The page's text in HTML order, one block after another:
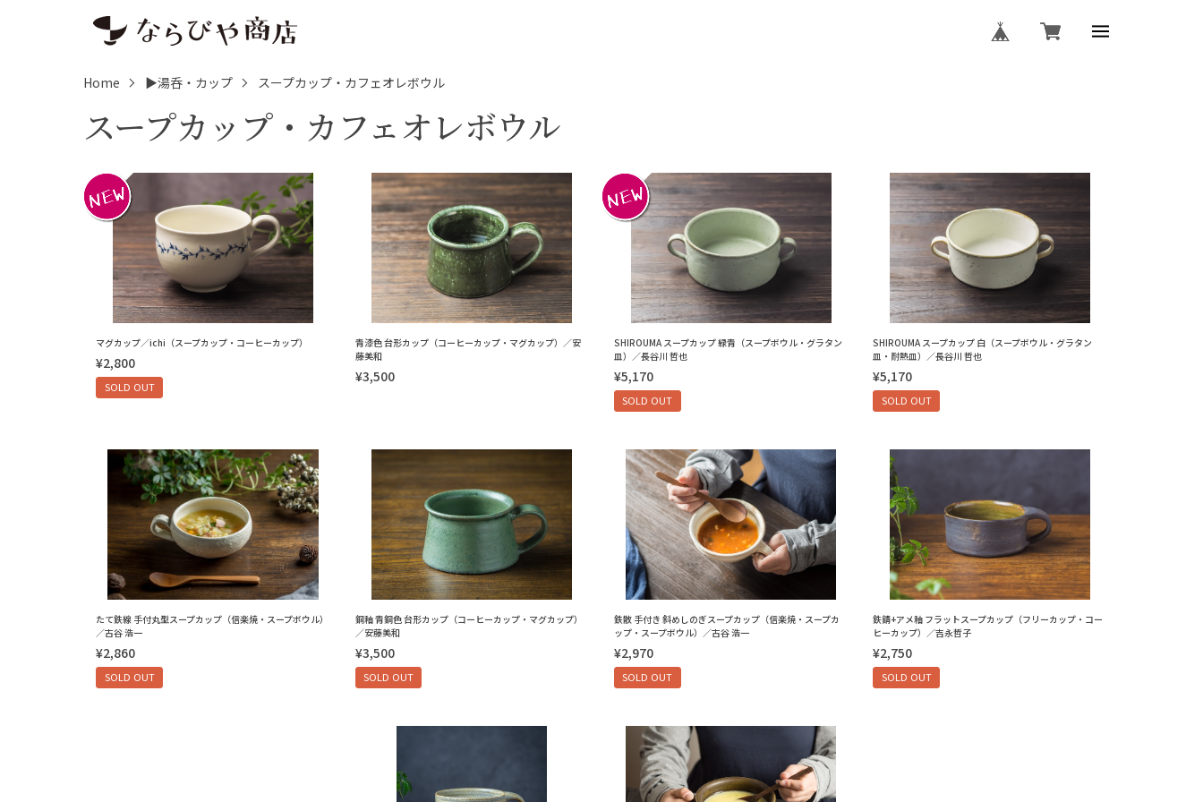
Home ▶湯呑・カップ スープカップ・カフェオレボウル
スープカップ・カフェオレボウル
マグカップ／ichi（スープカップ・コーヒーカップ）
¥2,800
SOLD OUT
青漆色 台形カップ（コーヒーカップ・マグカップ）／安
藤美和
¥3,500
SHIROUMA スープカップ 緑青（スープボウル・グラタン
皿）／長谷川 哲也
¥5,170
SOLD OUT
SHIROUMA スープカップ 白（スープボウル・グラタン
皿・耐熱皿）／長谷川 哲也
¥5,170
SOLD OUT
たて鉄線 手付丸型スープカップ（信楽焼・スープボウル）
／古谷 浩一
¥2,860
SOLD OUT
銅釉 青銅色 台形カップ（コーヒーカップ・マグカップ）
／安藤美和
¥3,500
SOLD OUT
鉄散 手付き 斜めしのぎスープカップ（信楽焼・スープカ
ップ・スープボウル）／古谷 浩一
¥2,970
SOLD OUT
鉄錆+アメ釉 フラットスープカップ（フリーカップ・コー
ヒーカップ）／吉永哲子
¥2,750
SOLD OUT